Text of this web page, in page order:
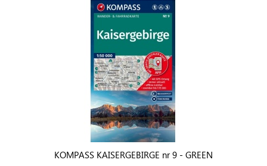
KOMPASS KAISERGEBIRGE nr 9 - GREEN